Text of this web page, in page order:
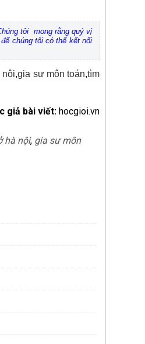
tôi mong rằng quý vị
chúng tôi có thể kết nối
nội,gia sư môn toán,tìm
giả bài viết: hocgioi.vn
hà nội, gia sư môn